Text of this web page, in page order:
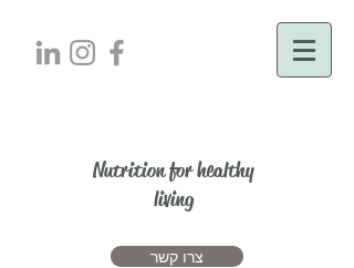
Nutrition for healthy
living
צרו קשר